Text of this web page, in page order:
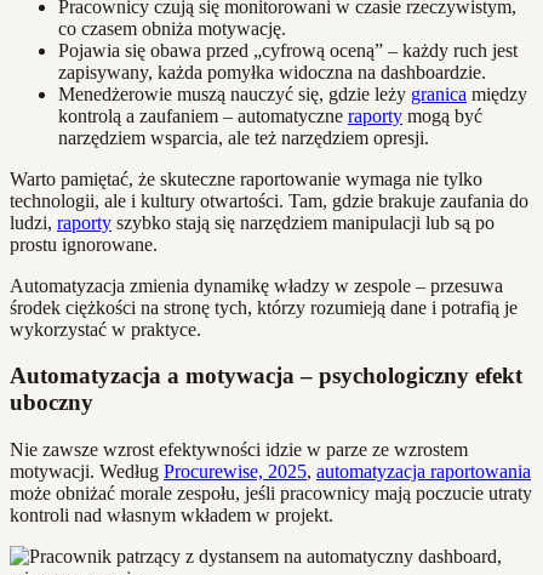
Pracownicy czują się monitorowani w czasie rzeczywistym,
co czasem obniża motywację.
Pojawia się obawa przed „cyfrową oceną” – każdy ruch jest
zapisywany, każda pomyłka widoczna na dashboardzie.
Menedżerowie muszą nauczyć się, gdzie leży granica między
kontrolą a zaufaniem – automatyczne raporty mogą być
narzędziem wsparcia, ale też narzędziem opresji.
Warto pamiętać, że skuteczne raportowanie wymaga nie tylko
technologii, ale i kultury otwartości. Tam, gdzie brakuje zaufania do
ludzi, raporty szybko stają się narzędziem manipulacji lub są po
prostu ignorowane.
Automatyzacja zmienia dynamikę władzy w zespole – przesuwa
środek ciężkości na stronę tych, którzy rozumieją dane i potrafią je
wykorzystać w praktyce.
Automatyzacja a motywacja – psychologiczny efekt
uboczny
Nie zawsze wzrost efektywności idzie w parze ze wzrostem
motywacji. Według Procurewise, 2025, automatyzacja raportowania
może obniżać morale zespołu, jeśli pracownicy mają poczucie utraty
kontroli nad własnym wkładem w projekt.